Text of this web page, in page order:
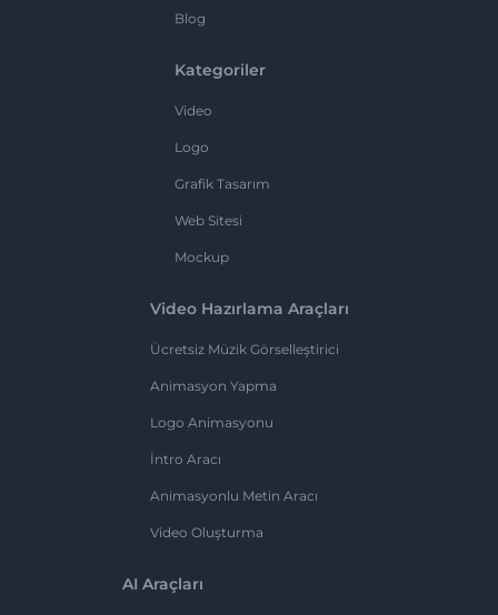
Blog
Kategoriler
Video
Logo
Grafik Tasarım
Web Sitesi
Mockup
Video Hazırlama Araçları
Ücretsiz Müzik Görselleştirici
Animasyon Yapma
Logo Animasyonu
İntro Aracı
Animasyonlu Metin Aracı
Video Oluşturma
AI Araçları